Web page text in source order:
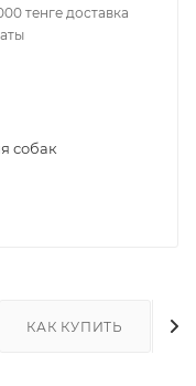
тенге доставка
собак
КАК КУПИТЬ